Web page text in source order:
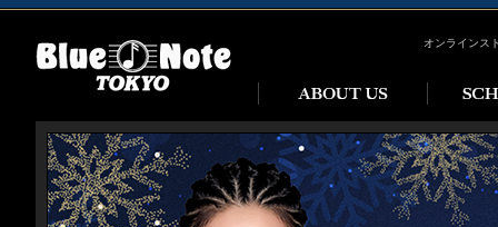
オンラインス